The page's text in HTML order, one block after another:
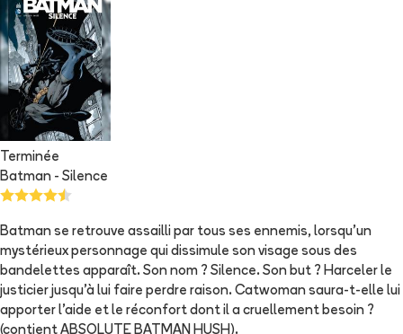
Terminée
Batman - Silence
Batman se retrouve assailli par tous ses ennemis, lorsqu'un
mystérieux personnage qui dissimule son visage sous des
bandelettes apparaît. Son nom ? Silence. Son but ? Harceler le
justicier jusqu'à lui faire perdre raison. Catwoman saura-t-elle lui
apporter l'aide et le réconfort dont il a cruellement besoin ?
(contient ABSOLUTE BATMAN HUSH).